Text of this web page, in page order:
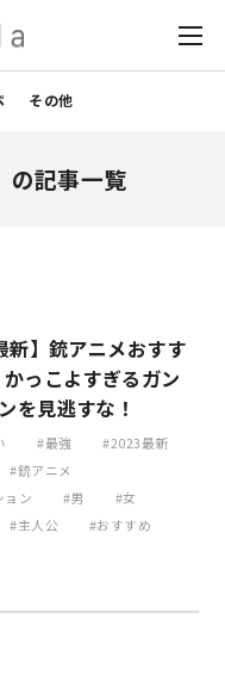
その他
の記事一覧
新】銃アニメおすす
っこよすぎるガン
を見逃すな！
最強
2023最新
銃アニメ
ョン
男
女
主人公 おすすめ